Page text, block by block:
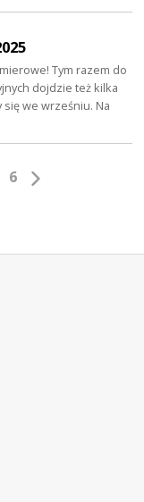
Tym razem do
dojdzie też kilka
się we wrześniu. Na
6